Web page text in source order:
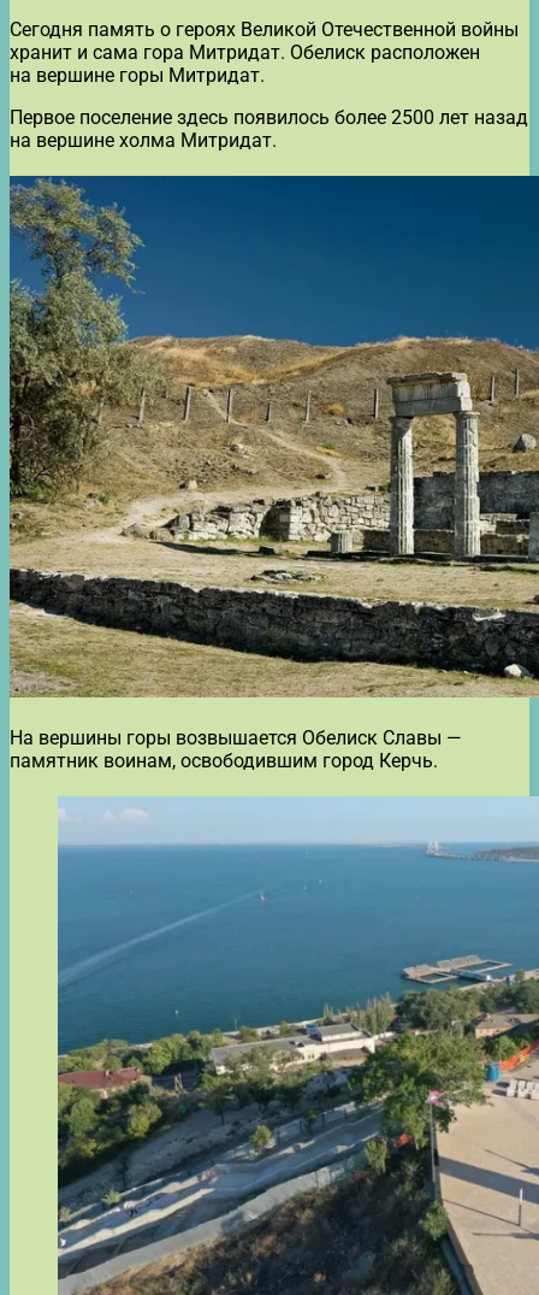
Сегодня память о героях Великой Отечественной войны
хранит и сама гора Митридат. Обелиск расположен
на вершине горы Митридат.
Первое поселение здесь появилось более 2500 лет назад
на вершине холма Митридат.
На вершины горы возвышается Обелиск Славы —
памятник воинам, освободившим город Керчь.